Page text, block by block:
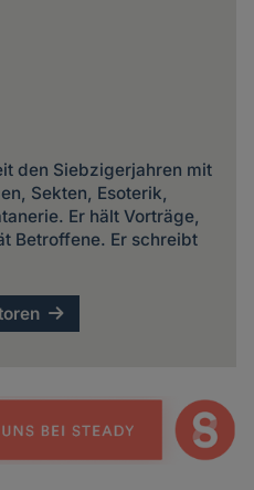
den Siebzigerjahren mit
Sekten, Esoterik,
Er hält Vorträge,
Betroffene. Er schreibt